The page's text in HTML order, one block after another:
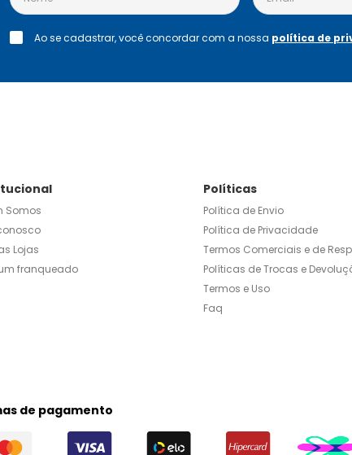
Ao se cadastrar, você concordar com a nossa política de
Somos
Lojas
franqueado
Políticas
Política de Envio
Política de Privacidade
Termos Comerciais e de
Políticas de Trocas e
Termos e Uso
Faq
de pagamento